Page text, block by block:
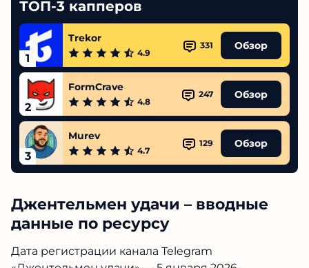
ТОП-3 капперов
1
Trekor
4.9
331 Обзор
2
FormCrave
4.8
247 Обзор
3
Murev
4.7
129 Обзор
Джентельмен удачи – вводные
данные по ресурсу
Дата регистрации канала Telegram